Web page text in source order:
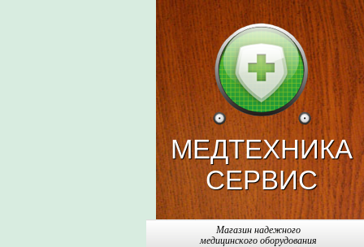
МЕДТЕХНИКА
СЕРВИС
Магазин надежного
медицинского оборудования